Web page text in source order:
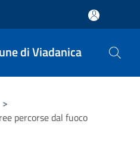
di Viadanica
>
percorse dal fuoco